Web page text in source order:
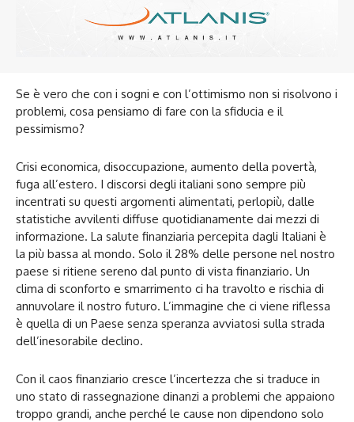
Se è vero che con i sogni e con l’ottimismo non si risolvono i
problemi, cosa pensiamo di fare con la sfiducia e il
pessimismo?
Crisi economica, disoccupazione, aumento della povertà,
fuga all’estero. I discorsi degli italiani sono sempre più
incentrati su questi argomenti alimentati, perlopiù, dalle
statistiche avvilenti diffuse quotidianamente dai mezzi di
informazione. La salute finanziaria percepita dagli Italiani è
la più bassa al mondo. Solo il 28% delle persone nel nostro
paese si ritiene sereno dal punto di vista finanziario. Un
clima di sconforto e smarrimento ci ha travolto e rischia di
annuvolare il nostro futuro. L’immagine che ci viene riflessa
è quella di un Paese senza speranza avviatosi sulla strada
dell’inesorabile declino.
Con il caos finanziario cresce l’incertezza che si traduce in
uno stato di rassegnazione dinanzi a problemi che appaiono
troppo grandi, anche perché le cause non dipendono solo